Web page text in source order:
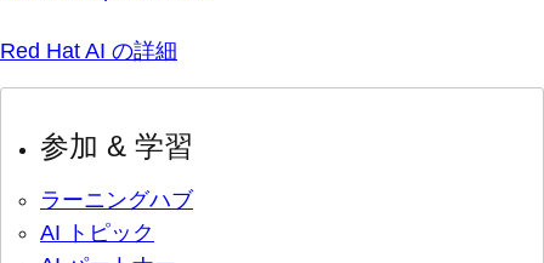
Red Hat AI の詳細
参加 & 学習
ラーニングハブ
AI トピック